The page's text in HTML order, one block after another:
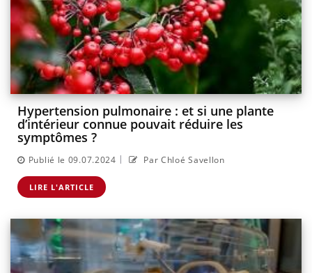
Hypertension pulmonaire : et si une plante
d’intérieur connue pouvait réduire les
symptômes ?
Publié le 09.07.2024 | Par Chloé Savellon
LIRE L'ARTICLE